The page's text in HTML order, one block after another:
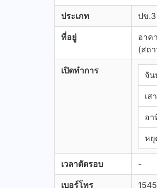
ประเภท ปข.3
ที่อยู่
อาค
(สถ
เปิดทำการ จั
เส
อา
หยุ
เวลาตัดรอบ -
เบอร์โทร 1545